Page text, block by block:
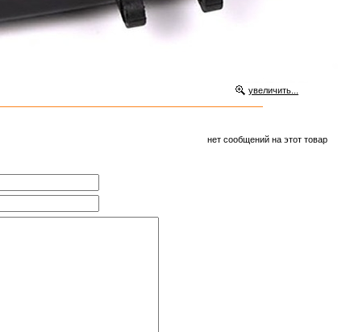
увеличить...
нет сообщений на этот товар